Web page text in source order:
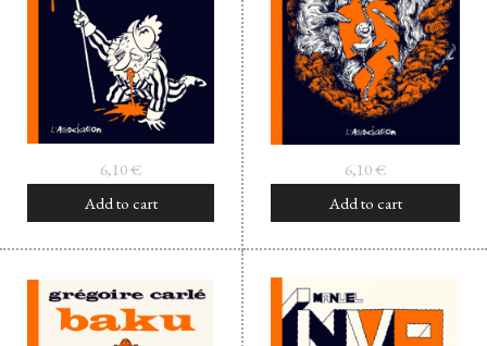
6,10€
Add to cart
6,10€
Add to cart